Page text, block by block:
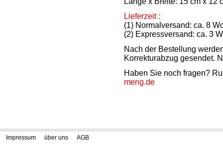
Lieferzeit :
(1) Normalversand: ca. 8
(2) Expressversand: ca. 3
Nach der Bestellung
Korrekturabzug gesendet.
Haben Sie noch fragen?
meng.de
Impressum über uns AGB